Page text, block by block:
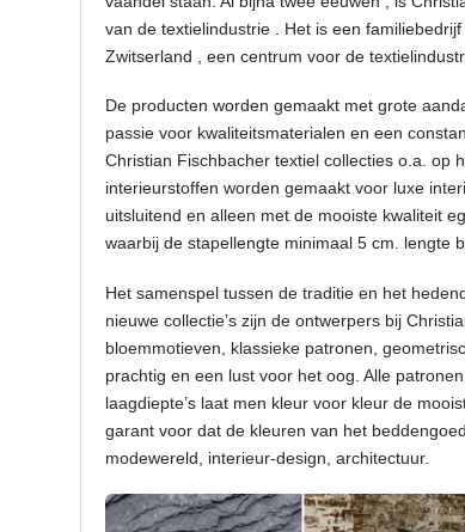
van de textielindustrie . Het is een
Zwitserland , een centrum voor de
De producten worden gemaakt met grote
passie voor kwaliteitsmaterialen en een
Christian Fischbacher textiel collecties o.a. op
interieurstoffen worden gemaakt voor luxe
uitsluitend en alleen met de mooiste kwaliteit
waarbij de stapellengte minimaal 5 cm. lengte
Het samenspel tussen de traditie en het
nieuwe collectie’s zijn de ontwerpers bij
bloemmotieven, klassieke patronen,
prachtig en een lust voor het oog. Alle
laagdiepte’s laat men kleur voor kleur de
garant voor dat de kleuren van het
modewereld, interieur-design, architectuur.